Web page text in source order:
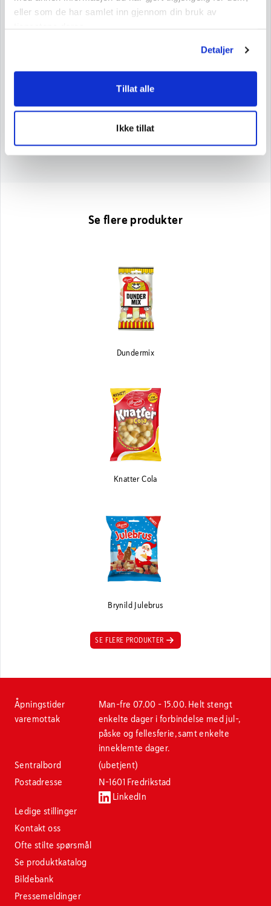
eller som de har samlet inn gjennom din bruk av
Detaljer
Tillat alle
Ikke tillat
86 g
1,6 g
Salt
0,40 g
Se flere produkter
Dundermix
Knatter Cola
Brynild Julebrus
SE FLERE PRODUKTER
Åpningstider
varemottak
Man-fre 07.00 - 15.00. Helt stengt
enkelte dager i forbindelse med jul-,
påske og fellesferie, samt enkelte
inneklemte dager.
Sentralbord
(ubetjent)
Postadresse
N-1601 Fredrikstad
LinkedIn
Ledige stillinger
Kontakt oss
Ofte stilte spørsmål
Se produktkatalog
Bildebank
Pressemeldinger